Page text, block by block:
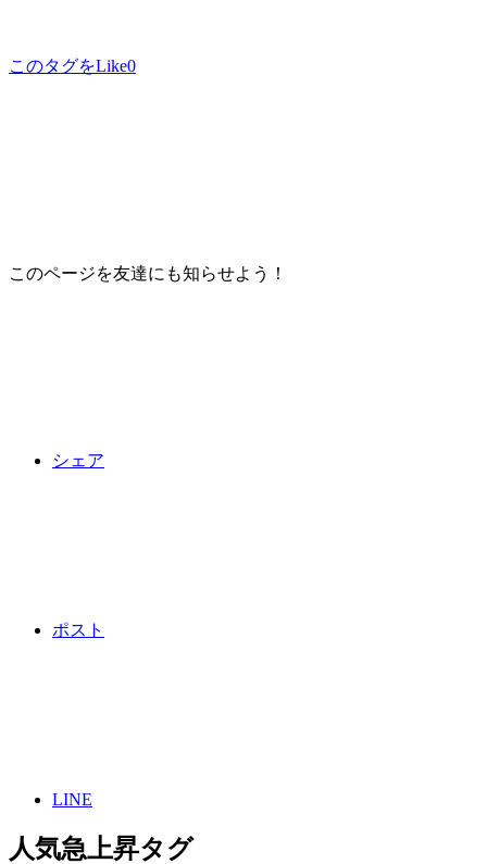
このタグをLike0
このページを友達にも知らせよう！
シェア
ポスト
LINE
人気急上昇タグ